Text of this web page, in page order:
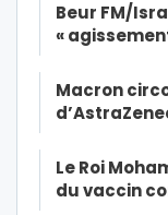
Beur FM/
«
Macron
Le Roi
du vaccin